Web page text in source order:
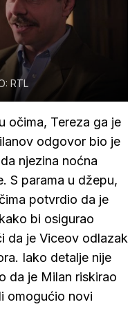
RTL
očima, Tereza ga je
odgovor bio je
njezina noćna
S parama u džepu,
potvrdio da je
bi osigurao
da je Viceov odlazak
Iako detalje nije
da je Milan riskirao
omogućio novi